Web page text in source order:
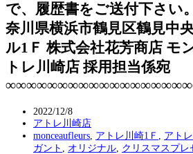
で、履歴書をご送付下さい
奈川県横浜市鶴見区鶴見中
ル1Ｆ 株式会社花芳商店 モ
トレ川崎店 採用担当係宛
2022/12/8
アトレ川崎店
monceaufleurs アトレ川崎1Ｆ アト
ガント
オリジナル クリスマスプレ